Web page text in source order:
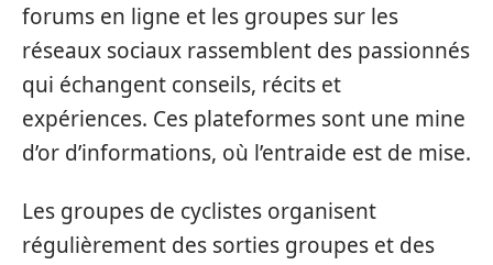
forums en ligne et les groupes sur les
réseaux sociaux rassemblent des passionnés
qui échangent conseils, récits et
expériences. Ces plateformes sont une mine
d’or d’informations, où l’entraide est de mise.
Les groupes de cyclistes organisent
régulièrement des sorties groupes et des